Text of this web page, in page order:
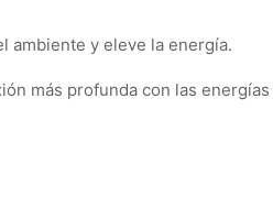
ambiente y eleve la energía.
más profunda con las